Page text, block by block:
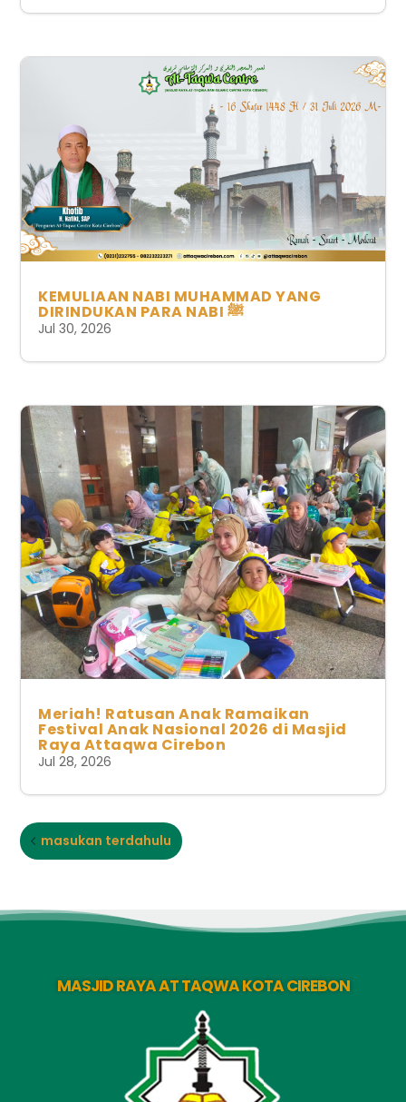
KEMULIAAN NABI MUHAMMAD YANG
DIRINDUKAN PARA NABI ﷺ
Jul 30, 2026
Meriah! Ratusan Anak Ramaikan
Festival Anak Nasional 2026 di Masjid
Raya Attaqwa Cirebon
Jul 28, 2026
masukan terdahulu
MASJID RAYA AT TAQWA KOTA CIREBON